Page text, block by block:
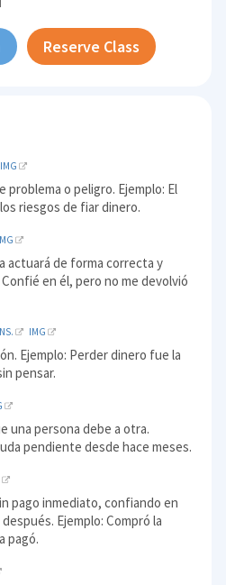
Reserve Class
IMG
problema o peligro. Ejemplo: El
riesgos de fiar dinero.
actuará de forma correcta y
en él, pero no me devolvió
IMG
Ejemplo: Perder dinero fue la
pensar.
una persona debe a otra.
pendiente desde hace meses.
pago inmediato, confiando en
Ejemplo: Compró la
pagó.